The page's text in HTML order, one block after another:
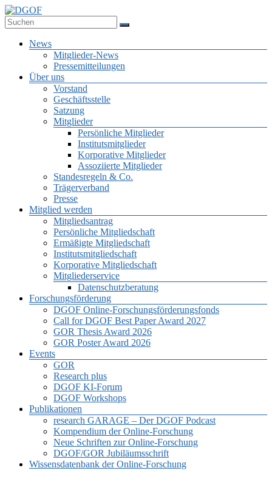
Zum
Inhalt
springen
Deutsche Gesellschaft für Online-Forschung e.V.
Menü
News
Mitglieder-News
Pressemitteilungen
Über uns
Vorstand
Geschäftsstelle
Satzung
Mitglieder
Persönliche Mitglieder
Institutsmitglieder
Korporative Mitglieder
Assoziierte Mitglieder
Standesregeln & Co.
Trägerverband
Presse
Mitglied werden
Mitgliedsantrag
Persönliche Mitgliedschaft
Ermäßigte Mitgliedschaft
Institutsmitgliedschaft
Korporative Mitgliedschaft
Mitgliederservice
Datenschutzberatung
Forschungsförderung
DGOF Online-Forschungsförderungsfonds
Call for DGOF Best Paper Award 2027
GOR Thesis Award 2026
GOR Poster Award 2026
Events
GOR
Research plus
DGOF KI-Forum
DGOF Workshops
Publikationen
research GARAGE – Der DGOF Podcast
Kompendium der Online-Forschung
Neue Schriften zur Online-Forschung
DGOF/GOR Jubiläumsschrift
Wissensdatenbank der Online-Forschung